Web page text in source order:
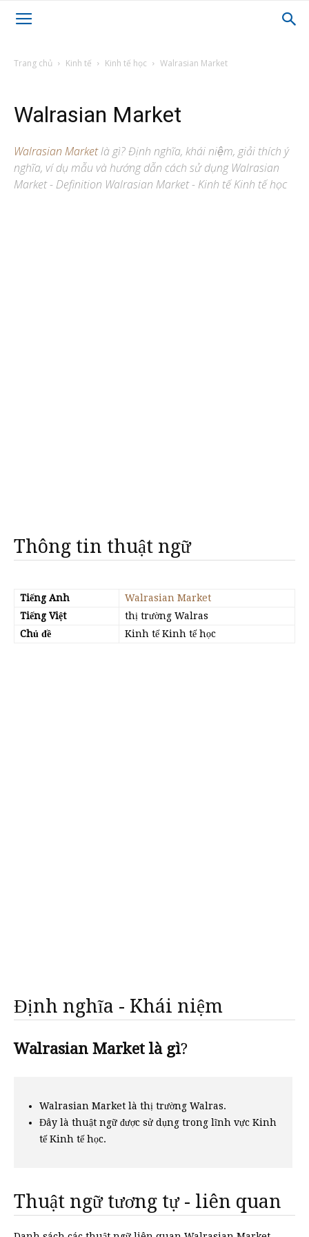
Trang chủ Kinh tế Kinh tế học Walrasian Market
Walrasian Market
Walrasian Marketlà gì? Định nghĩa, khái niệm, giải thích ý
nghĩa, ví dụ mẫu và hướng dẫn cách sử dụng Walrasian
Market - Definition Walrasian Market - Kinh tế Kinh tế học
Thông tin thuật ngữ
Tiếng Anh
Walrasian Market
Tiếng Việt
thị trường Walras
Chủ đề
Kinh tế Kinh tế học
Định nghĩa - Khái niệm
Walrasian Market là gì?
Walrasian Market là thị trường Walras.
Đây là thuật ngữ được sử dụng trong lĩnh vực Kinh
tế Kinh tế học.
Thuật ngữ tương tự - liên quan